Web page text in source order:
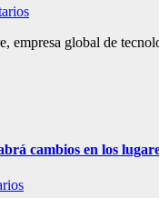
empresa global de
cambios en los